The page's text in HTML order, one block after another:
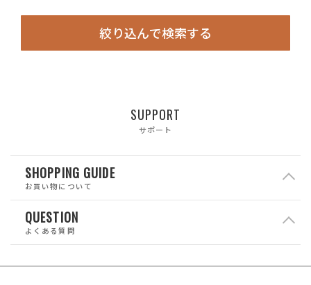
絞り込んで検索する
SUPPORT
サポート
SHOPPING GUIDE
お買い物について
QUESTION
よくある質問